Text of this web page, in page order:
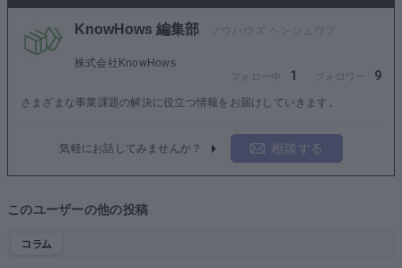
KnowHows 編集部
株式会社KnowHows
1 9
さまざまな事業課題の解決に役立つ情報をお届けしていきます。
気軽にお話してみませんか？ 相談する
このユーザーの他の投稿
コラム